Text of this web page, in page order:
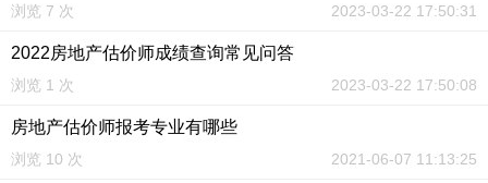
浏览 7 次 2023-03-22 17:50:31
2022房地产估价师成绩查询常见问答
浏览 1 次 2023-03-22 17:50:08
房地产估价师报考专业有哪些
浏览 10 次 2021-06-07 11:13:25